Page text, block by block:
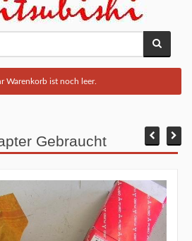
Warenkorb ist noch leer.
Gebraucht